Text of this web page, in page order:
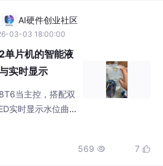
天咱们就来唠唠基
这里面涉及到好多
况分析呢。
AI硬件创业社区
03-03 18:00:00
片机的智能液
实时显示
当主控，搭配双
实时显示水位曲
569  7 